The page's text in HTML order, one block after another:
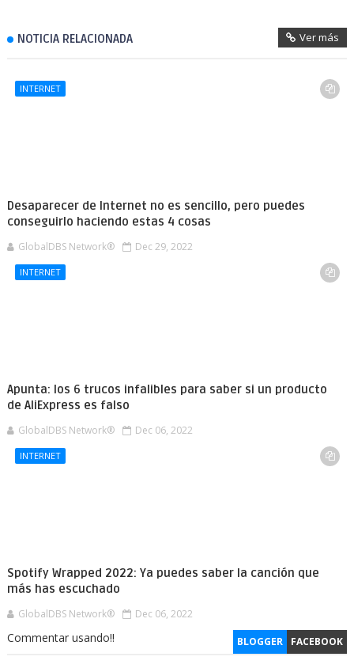
NOTICIA RELACIONADA Ver más
INTERNET
Desaparecer de Internet no es sencillo, pero puedes
conseguirlo haciendo estas 4 cosas
GlobalDBS Network® Dec 29, 2022
INTERNET
Apunta: los 6 trucos infalibles para saber si un producto
de AliExpress es falso
GlobalDBS Network® Dec 06, 2022
INTERNET
Spotify Wrapped 2022: Ya puedes saber la canción que
más has escuchado
GlobalDBS Network® Dec 06, 2022
BLOGGER FACEBOOK
Commentar usando!!